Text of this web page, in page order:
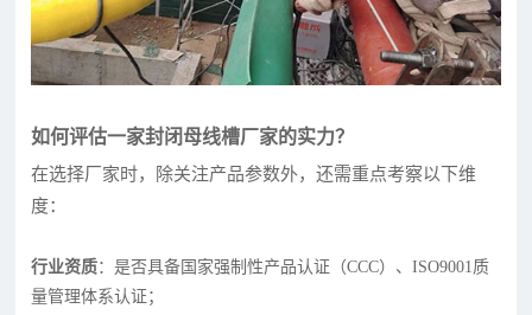
如何评估一家封闭母线槽厂家的实力？
在选择厂家时，除关注产品参数外，还需重点考察以下维
度：
行业资质：是否具备国家强制性产品认证（CCC）、ISO9001质
量管理体系认证；